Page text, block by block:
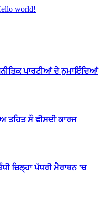
world!
ਪਾਰਟੀਆਂ ਦੇ ਨੁਮਾਇੰਦਿਆਂ
ਤਹਿਤ ਸੌ ਫੀਸਦੀ ਕਾਰਜ
ਜ਼ਿਲ੍ਹਾ ਪੱਧਰੀ ਮੈਰਾਥਨ ’ਚ